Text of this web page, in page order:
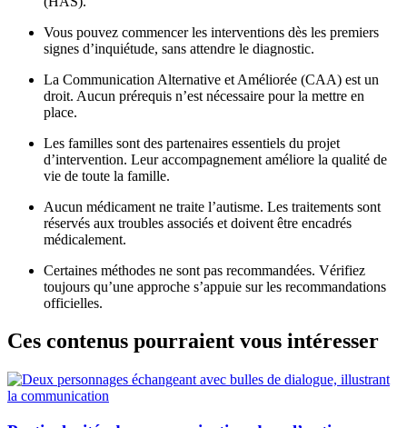
Vous pouvez commencer les interventions dès les premiers
signes d’inquiétude, sans attendre le diagnostic.
La Communication Alternative et Améliorée (CAA) est un
droit. Aucun prérequis n’est nécessaire pour la mettre en
place.
Les familles sont des partenaires essentiels du projet
d’intervention. Leur accompagnement améliore la qualité de
vie de toute la famille.
Aucun médicament ne traite l’autisme. Les traitements sont
réservés aux troubles associés et doivent être encadrés
médicalement.
Certaines méthodes ne sont pas recommandées. Vérifiez
toujours qu’une approche s’appuie sur les recommandations
officielles.
Ces contenus pourraient vous intéresser